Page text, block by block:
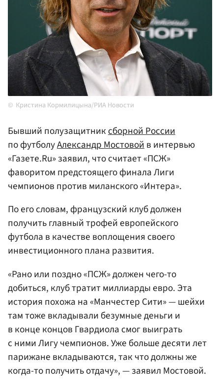
Кристина Кормилицына/РИА Новости
Бывший полузащитниксборной России
по футболуАлександр Мостовойв интервью
«Газете.Ru» заявил, что считает «ПСЖ»
фаворитом предстоящего финала Лиги
чемпионов против миланского «Интера».
По его словам, французский клуб должен
получить главный трофей европейского
футбола в качестве воплощения своего
инвестиционного плана развития.
«Рано или поздно «ПСЖ» должен чего-то
добиться, клуб тратит миллиарды евро. Эта
история похожа на «Манчестер Сити» — шейхи
там тоже вкладывали безумные деньги и
в конце концов Гвардиола смог выиграть
с ними Лигу чемпионов. Уже больше десяти лет
парижане вкладываются, так что должны же
когда-то получить отдачу», — заявил Мостовой.